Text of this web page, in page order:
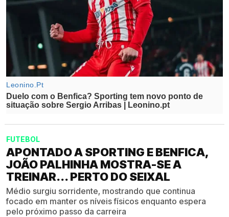
FUTEBOL
APONTADO A SPORTING E BENFICA,
JOÃO PALHINHA MOSTRA-SE A
TREINAR... PERTO DO SEIXAL
Médio surgiu sorridente, mostrando que continua
focado em manter os níveis físicos enquanto espera
pelo próximo passo da carreira